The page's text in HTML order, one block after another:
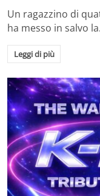
Un ragazzino di
ha messo in salvo
Leggi di più